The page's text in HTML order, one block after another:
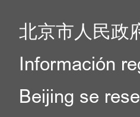
北京市人民政
Información
Beijing se